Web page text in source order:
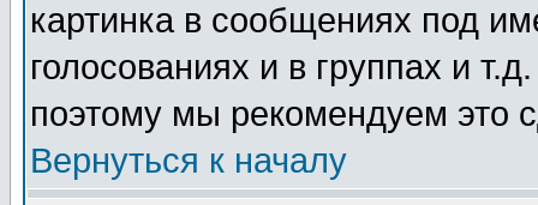
картинка в сообщениях под
голосованиях и в группах и
поэтому мы рекомендуем это
Вернуться к началу